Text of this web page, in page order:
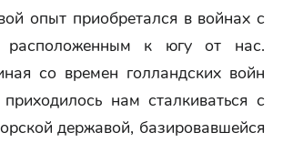
опыт приобретался в войнах с
расположенным к югу от нас.
со времен голландских войн
нам сталкиваться с
державой, базировавшейся